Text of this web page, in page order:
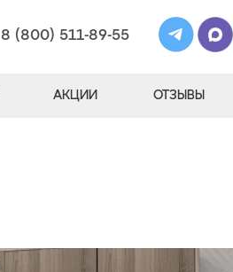
8 (800) 511-89-55
АКЦИИ ОТЗЫВЫ